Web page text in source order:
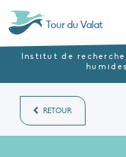
Tour du Valat
Institut de
RETOUR